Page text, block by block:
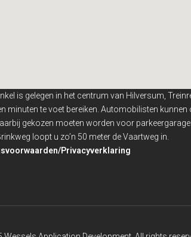
is gelegen in het centrum van Hilversum,
minuten te voet bereiken. Automobilisten
gekozen moeten worden voor parkeergarage
loopt u zo’n 50 meter de Vaartweg in.
Privacyverklaring